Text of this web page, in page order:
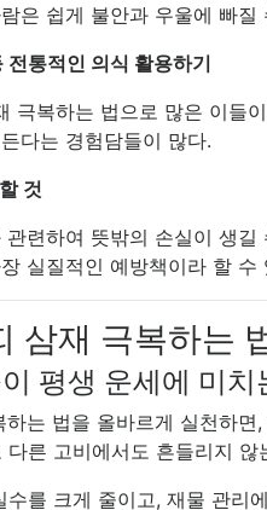
은 쉽게 불안과 우울에 빠
전통적인 의식 활용하기
극복하는 법으로 많은 이들
다는 경험담들이 많다.
것
련하여 뜻밖의 손실이 생
실질적인 예방책이라 할 수
삼재 극복하는
평생 운세에 미
는 법을 올바르게 실천하
른 고비에서도 흔들리지 않
를 크게 줄이고, 재물 관리